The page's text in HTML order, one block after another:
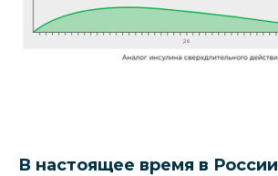
В настоящее время в России